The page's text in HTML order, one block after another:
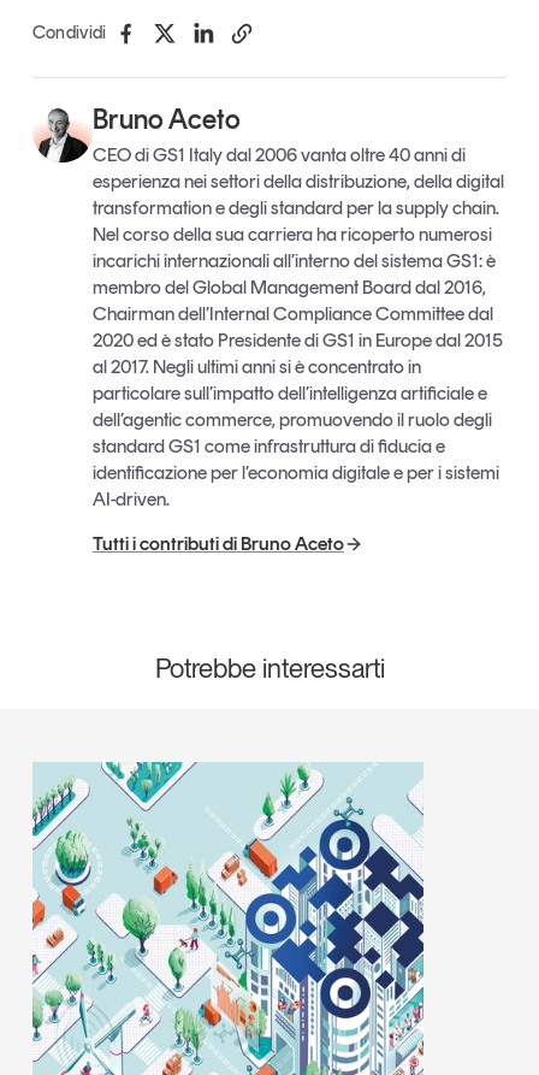
Condividi
Bruno Aceto
CEO di GS1 Italy dal 2006 vanta oltre 40 anni di
esperienza nei settori della distribuzione, della digital
transformation e degli standard per la supply chain.
Nel corso della sua carriera ha ricoperto numerosi
incarichi internazionali all’interno del sistema GS1: è
membro del Global Management Board dal 2016,
Chairman dell’Internal Compliance Committee dal
2020 ed è stato Presidente di GS1 in Europe dal 2015
al 2017. Negli ultimi anni si è concentrato in
particolare sull’impatto dell’intelligenza artificiale e
dell’agentic commerce, promuovendo il ruolo degli
standard GS1 come infrastruttura di fiducia e
identificazione per l’economia digitale e per i sistemi
AI-driven.
Tutti i contributi di Bruno Aceto
Potrebbe interessarti